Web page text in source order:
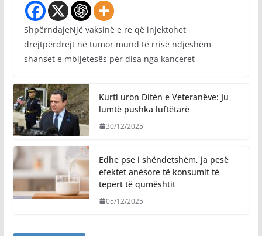
ShpërndajeNjë vaksinë e re që injektohet
drejtpërdrejt në tumor mund të rrisë ndjeshëm
shanset e mbijetesës për disa nga kanceret
Kurti uron Ditën e Veteranëve: Ju
lumtë pushka luftëtarë
30/12/2025
Edhe pse i shëndetshëm, ja pesë
efektet anësore të konsumit të
tepërt të qumështit
05/12/2025